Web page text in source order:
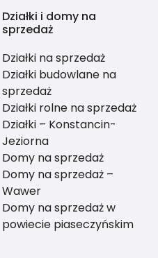
Działki i domy na
sprzedaż
Działki na sprzedaż
Działki budowlane na
sprzedaż
Działki rolne na sprzedaż
Działki – Konstancin-
Jeziorna
Domy na sprzedaż
Domy na sprzedaż –
Wawer
Domy na sprzedaż w
powiecie piaseczyńskim